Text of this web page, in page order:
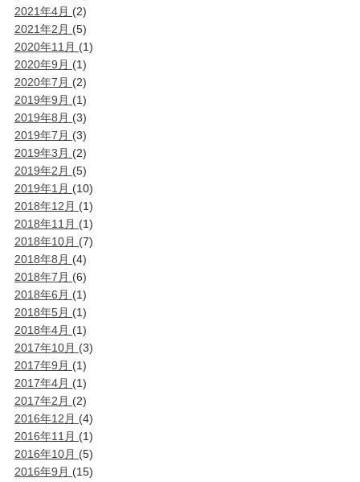
2021年4月 (2)
2021年2月 (5)
2020年11月 (1)
2020年9月 (1)
2020年7月 (2)
2019年9月 (1)
2019年8月 (3)
2019年7月 (3)
2019年3月 (2)
2019年2月 (5)
2019年1月 (10)
2018年12月 (1)
2018年11月 (1)
2018年10月 (7)
2018年8月 (4)
2018年7月 (6)
2018年6月 (1)
2018年5月 (1)
2018年4月 (1)
2017年10月 (3)
2017年9月 (1)
2017年4月 (1)
2017年2月 (2)
2016年12月 (4)
2016年11月 (1)
2016年10月 (5)
2016年9月 (15)